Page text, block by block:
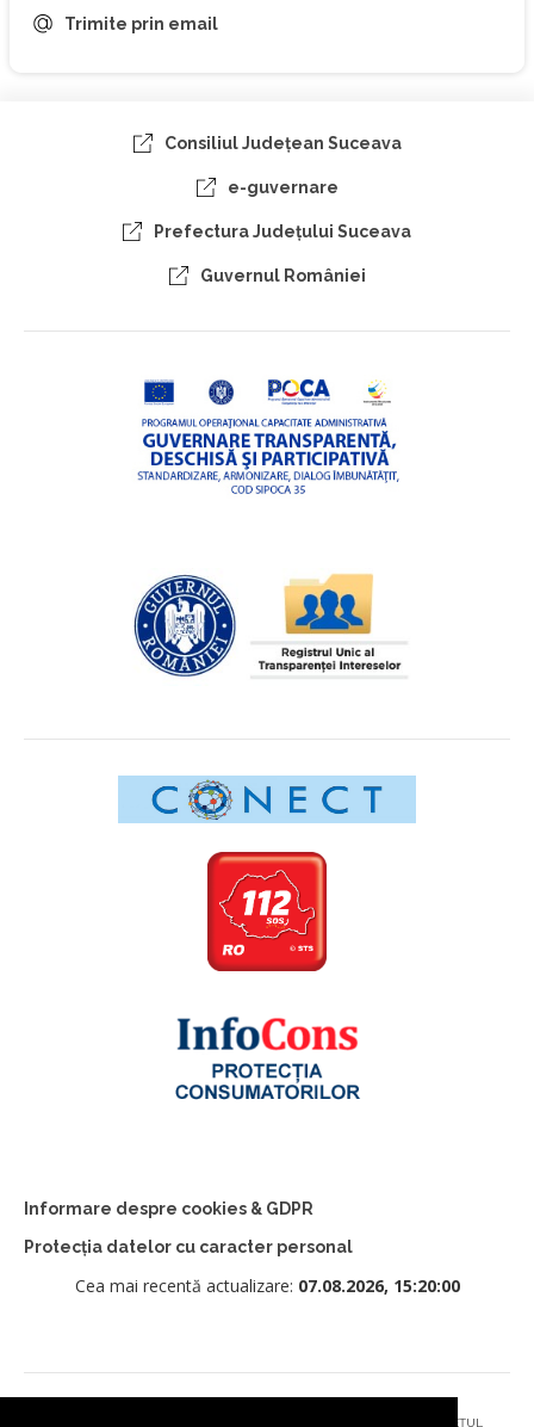
Trimite prin email
Consiliul Judeţean Suceava
e-guvernare
Prefectura Judeţului Suceava
Guvernul României
Informare despre cookies & GDPR
Protecția datelor cu caracter personal
Cea mai recentă actualizare: 07.08.2026, 15:20:00
© 2026 - PRIMĂRIA MUNICIPIULUI CÂMPULUNG MOLDOVENESC, JUDEȚUL